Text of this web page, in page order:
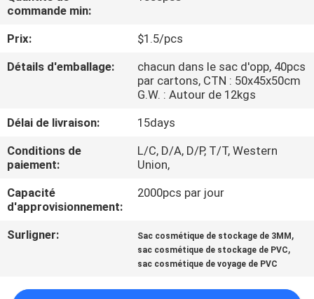
CONTRÔLE
DE
DU
SITE
PRIVACY
commande min:
Prix:
$1.5/pcs
Détails d'emballage:
chacun dans le sac d'opp, 40pcs
par cartons, CTN : 50x45x50cm
G.W. : Autour de 12kgs
Délai de livraison:
15days
Conditions de
paiement:
L/C, D/A, D/P, T/T, Western
Union,
Capacité
d'approvisionnement:
2000pcs par jour
Surligner: Sac cosmétique de stockage de 3MM ,
sac cosmétique de stockage de PVC,
sac cosmétique de voyage de PVC